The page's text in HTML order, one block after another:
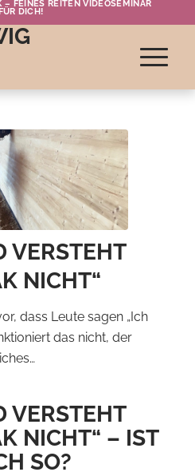
– FEINES REITEN VIDEOSEMINAR
DICH!
VERSTEHT
NICHT“
dass Leute sagen „Ich
das nicht, der
VERSTEHT
NICHT“ – IST
SO?